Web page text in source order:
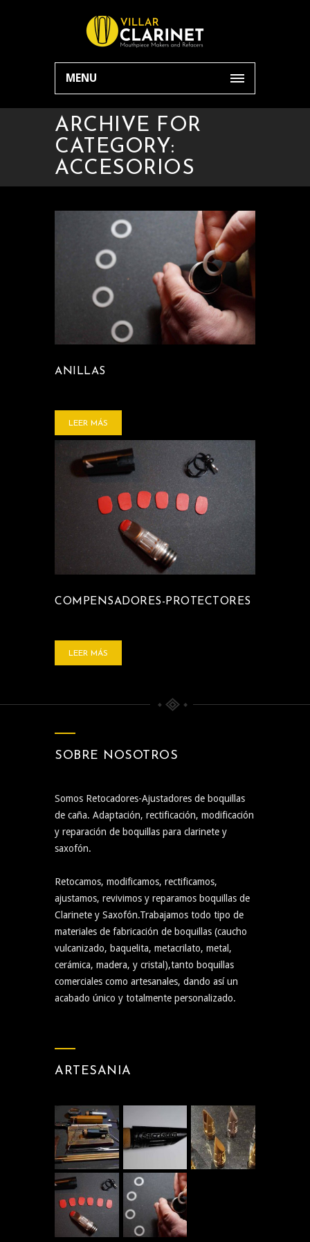
MENU
ARCHIVE FOR
CATEGORY:
ACCESORIOS
ANILLAS
LEER MÁS
COMPENSADORES-PROTECTORES
LEER MÁS
SOBRE NOSOTROS
Somos Retocadores-Ajustadores de boquillas
de caña. Adaptación, rectificación, modificación
y reparación de boquillas para clarinete y
saxofón.
Retocamos, modificamos, rectificamos,
ajustamos, revivimos y reparamos boquillas de
Clarinete y Saxofón.Trabajamos todo tipo de
materiales de fabricación de boquillas (caucho
vulcanizado, baquelita, metacrilato, metal,
cerámica, madera, y cristal),tanto boquillas
comerciales como artesanales, dando así un
acabado único y totalmente personalizado.
ARTESANIA